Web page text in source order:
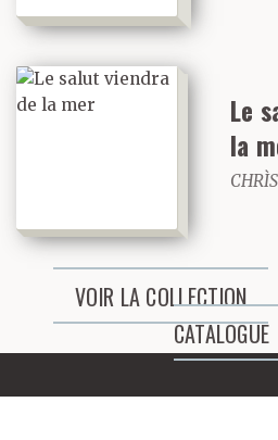
Le
la
VOIR LA COLLECTION
CATALOGUE